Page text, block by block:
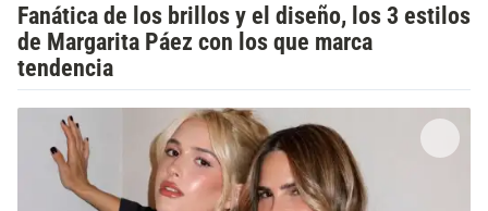
Fanática de los brillos y el diseño, los 3 estilos
de Margarita Páez con los que marca
tendencia